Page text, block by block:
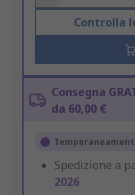
Controlla
Consegna
da 60,00 €
Spedizione a
2026